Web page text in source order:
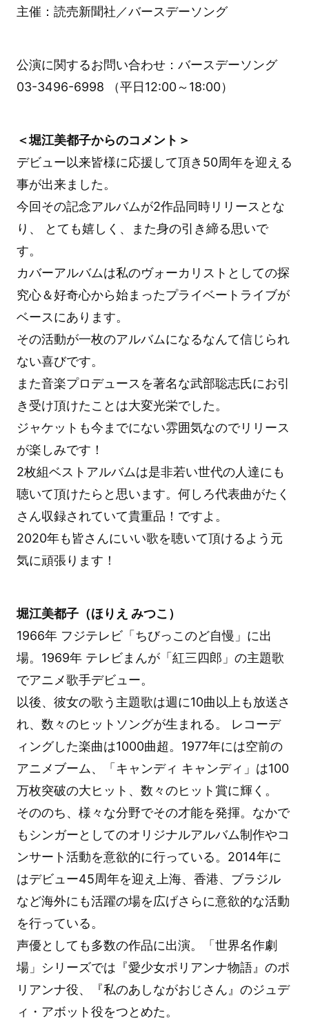
主催：読売新聞社／バースデーソング
公演に関するお問い合わせ：バースデーソング
03-3496-6998 （平日12:00～18:00）
＜堀江美都子からのコメント＞
デビュー以来皆様に応援して頂き50周年を迎える
事が出来ました。
今回その記念アルバムが2作品同時リリースとな
り、 とても嬉しく、また身の引き締る思いで
す。
カバーアルバムは私のヴォーカリストとしての探
究心＆好奇心から始まったプライベートライブが
ベースにあります。
その活動が一枚のアルバムになるなんて信じられ
ない喜びです。
また音楽プロデュースを著名な武部聡志氏にお引
き受け頂けたことは大変光栄でした。
ジャケットも今までにない雰囲気なのでリリース
が楽しみです！
2枚組ベストアルバムは是非若い世代の人達にも
聴いて頂けたらと思います。何しろ代表曲がたく
さん収録されていて貴重品！ですよ。
2020年も皆さんにいい歌を聴いて頂けるよう元
気に頑張ります！
堀江美都子（ほりえ みつこ）
1966年 フジテレビ「ちびっこのど自慢」に出
場。1969年 テレビまんが「紅三四郎」の主題歌
でアニメ歌手デビュー。
以後、彼女の歌う主題歌は週に10曲以上も放送さ
れ、数々のヒットソングが生まれる。 レコーデ
ィングした楽曲は1000曲超。1977年には空前の
アニメブーム、「キャンディ キャンディ」は100
万枚突破の大ヒット、数々のヒット賞に輝く。
そののち、様々な分野でその才能を発揮。なかで
もシンガーとしてのオリジナルアルバム制作やコ
ンサート活動を意欲的に行っている。2014年に
はデビュー45周年を迎え上海、香港、ブラジル
など海外にも活躍の場を広げさらに意欲的な活動
を行っている。
声優としても多数の作品に出演。「世界名作劇
場」シリーズでは『愛少女ポリアンナ物語』のポ
リアンナ役、『私のあしながおじさん』のジュデ
ィ・アボット役をつとめた。